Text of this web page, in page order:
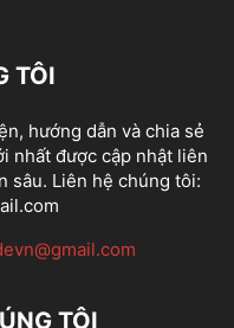
TÔI
hướng dẫn và chia sẻ
nhất được cập nhật liên
sâu. Liên hệ chúng tôi:
TÔI